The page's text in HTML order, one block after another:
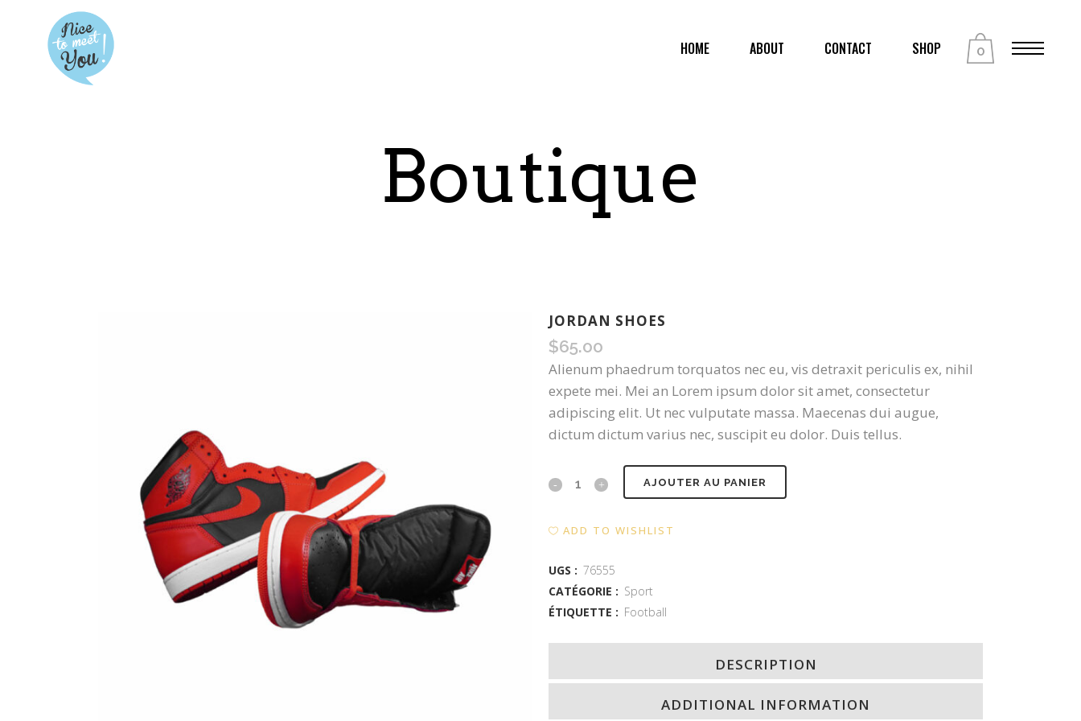
0
HOME ABOUT CONTACT SHOP
Boutique
JORDAN SHOES
$65.00
Alienum phaedrum torquatos nec eu, vis detraxit periculis ex, nihil
expete mei. Mei an Lorem ipsum dolor sit amet, consectetur
adipiscing elit. Ut nec vulputate massa. Maecenas dui augue,
dictum dictum varius nec, suscipit eu dolor. Duis tellus.
Jordan
AJOUTER AU PANIER
ADD TO WISHLIST
UGS : 76555
CATÉGORIE : Sport
ÉTIQUETTE : Football
DESCRIPTION
ADDITIONAL INFORMATION